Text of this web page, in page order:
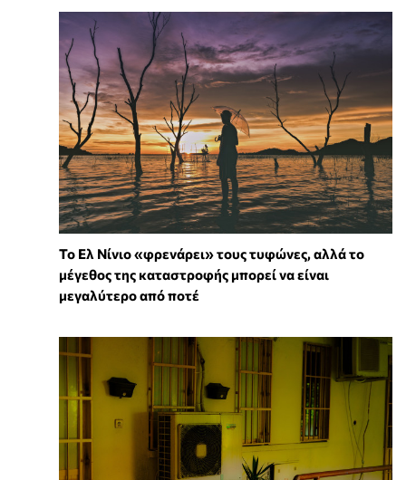
Το Ελ Νίνιο «φρενάρει» τους τυφώνες, αλλά το
μέγεθος της καταστροφής μπορεί να είναι
μεγαλύτερο από ποτέ